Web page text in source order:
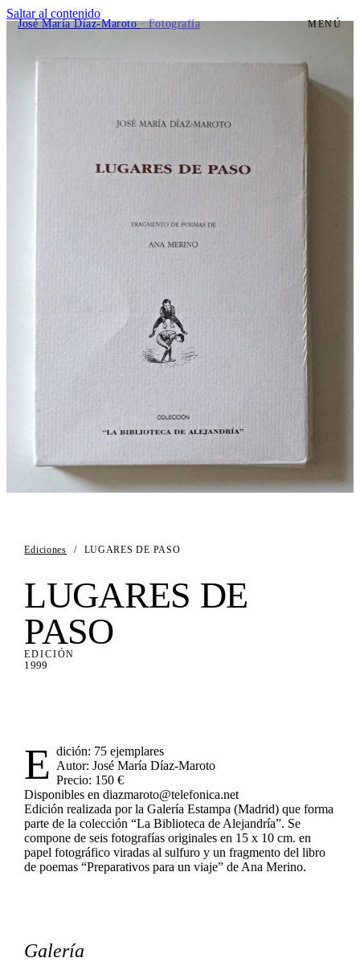
Saltar al contenido
José María Díaz-Maroto· Fotografía MENÚ
Ediciones / LUGARES DE PASO
LUGARES DE
PASO
EDICIÓN
1999
E dición: 75 ejemplares
Autor: José María Díaz-Maroto
Precio: 150 €
Disponibles en diazmaroto@telefonica.net
Edición realizada por la Galería Estampa (Madrid) que forma
parte de la colección “La Biblioteca de Alejandría”. Se
compone de seis fotografías originales en 15 x 10 cm. en
papel fotográfico viradas al sulfuro y un fragmento del libro
de poemas “Preparativos para un viaje” de Ana Merino.
Galería